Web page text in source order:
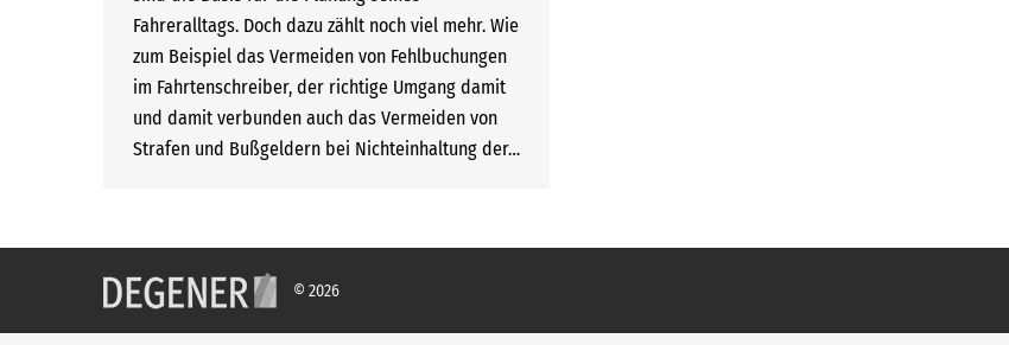
Fahreralltags. Doch dazu zählt noch viel mehr. Wie
zum Beispiel das Vermeiden von Fehlbuchungen
im Fahrtenschreiber, der richtige Umgang damit
und damit verbunden auch das Vermeiden von
Strafen und Bußgeldern bei Nichteinhaltung der…
© 2026